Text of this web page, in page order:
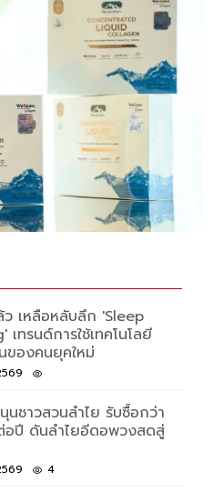
เหลือหลับลึก 'Sleep
เทรนด์การใช้เทคโนโลยี
ของคนยุคใหม่
นชาวสวนลำไย รับซื้อกว่า
ปี ดันลำไยอีดอพวงสดสู่
4